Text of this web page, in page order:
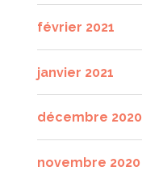
février 2021
janvier 2021
décembre 2020
novembre 2020